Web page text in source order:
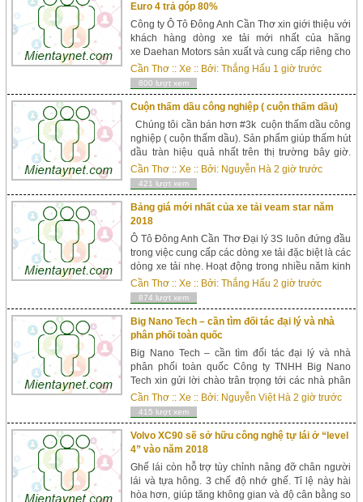
Euro 4 trả góp 80%
Công ty Ô Tô Đông Anh Cần Thơ xin giới thiệu với
khách hàng dòng xe tải mới nhất của hãng
xe Daehan Motors sản xuất và cung cấp riêng cho
thị trường Việt Nam với nhiều mẫu xe đẹp và chất
lượng mà nổi trội trong số đó l&...
Cần Thơ ::Xe :: Bởi:Thắng Hấu 1 giờ trước
800 lượt xem
Cuộn thấm dầu công nghiệp ( cuộn thấm dầu)
Chúng tôi cần bán hơn #3k cuộn thấm dầu công
nghiệp ( cuộn thấm dầu). Sản phẩm giúp thấm hút
dầu tràn hiệu quả nhất trên thị trường bây giờ.
Tìm hiểu sản phẩm qua link sau: Tên sản phẩm:
CUỘN THẤM DẦU Mã hàng: nanoOR45 Link chi
tiết sản phẩm: http://bignanotech.com.vn/ Mọi chi
tiết liên...
Cần Thơ ::Xe :: Bởi: Nguyễn Hà 2 giờ trước
421 lượt xem
Bảng giá mới nhất của xe tải veam star năm
2018
Ô Tô Đông Anh Cần Thơ Đại lý 3S luôn đứng đầu
trong việc cung cấp các dòng xe tải đặc biệt là các
dòng xe tải nhẹ. Hoạt động trong nhiều năm kinh
doanh trong lĩnh vực chúng tôi đã và đang chiếm
được lòng tin của kh&...
Cần Thơ ::Xe :: Bởi:Thắng Hấu 2 giờ trước
874 lượt xem
Big Nano Tech – cần tìm đối tác đại lý và nhà
phân phối toàn quốc
Big Nano Tech – cần tìm đối tác đại lý và nhà
phân phối toàn quốc Công ty TNHH Big Nano
Tech xin gửi lời chào trân trọng tới các nhà phân
phối, các đại lý và Cộng tác viên trên toàn quốc
Công ty TNHH BIG Nano Technology là đơn vị
chuyên sản xuất các sản phẩm chuyên dụng ứng
phó, xử lý các sự cố tràn dầu/hoá chất...
Cần Thơ ::Xe :: Bởi: Nguyễn Việt Hà 2 giờ trước
415 lượt xem
Volvo XC90 sẽ sở hữu công nghệ tự lái ở “level
4” vào năm 2018
Ghế lái còn hỗ trợ tùy chỉnh nâng đỡ chân người
lái và tựa hông. 3 chế độ nhớ ghế. Tỉ lệ này hài
hòa hơn, giúp tăng không gian và độ cân bằng so